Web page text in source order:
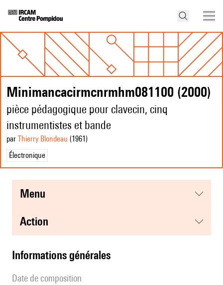
Minimancacirmcnrmhm081100 (2000)
pièce pédagogique pour clavecin, cinq
instrumentistes et bande
par Thierry Blondeau (1961 )
Électronique
menu
action
informations générales
date de composition